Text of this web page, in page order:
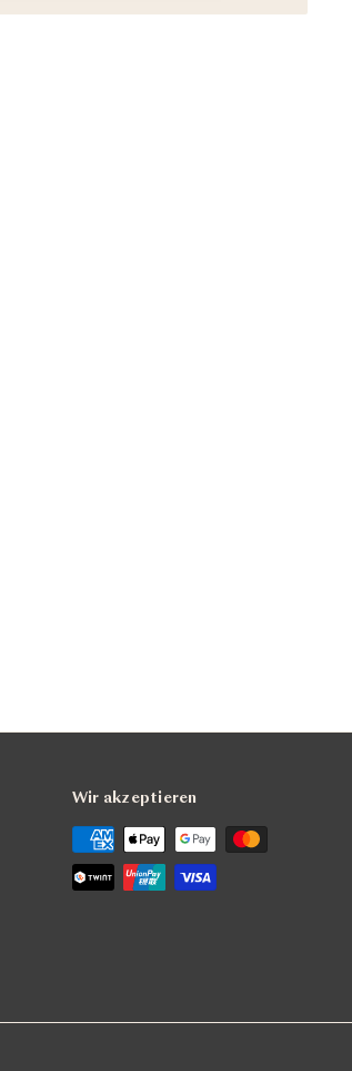
Wir akzeptieren